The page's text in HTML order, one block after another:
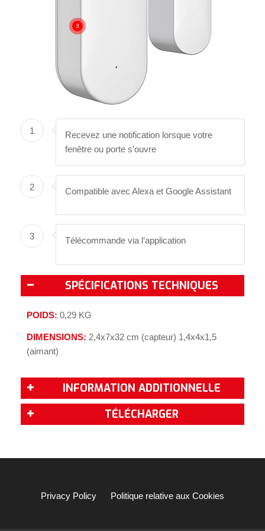
3
1
Recevez une notification lorsque votre
fenêtre ou porte s’ouvre
2 Compatible avec Alexa et Google Assistant
3 Télécommande via l’application
SPÉCIFICATIONS TECHNIQUES
POIDS: 0,29 KG
DIMENSIONS: 2,4x7x32 cm (capteur) 1,4x4x1,5
(aimant)
INFORMATION ADDITIONNELLE
TÉLÉCHARGER
Privacy Policy Politique relative aux Cookies